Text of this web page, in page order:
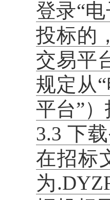
登录“
投标的
交易平
规定从
平台”
3.3 下
在招标
为